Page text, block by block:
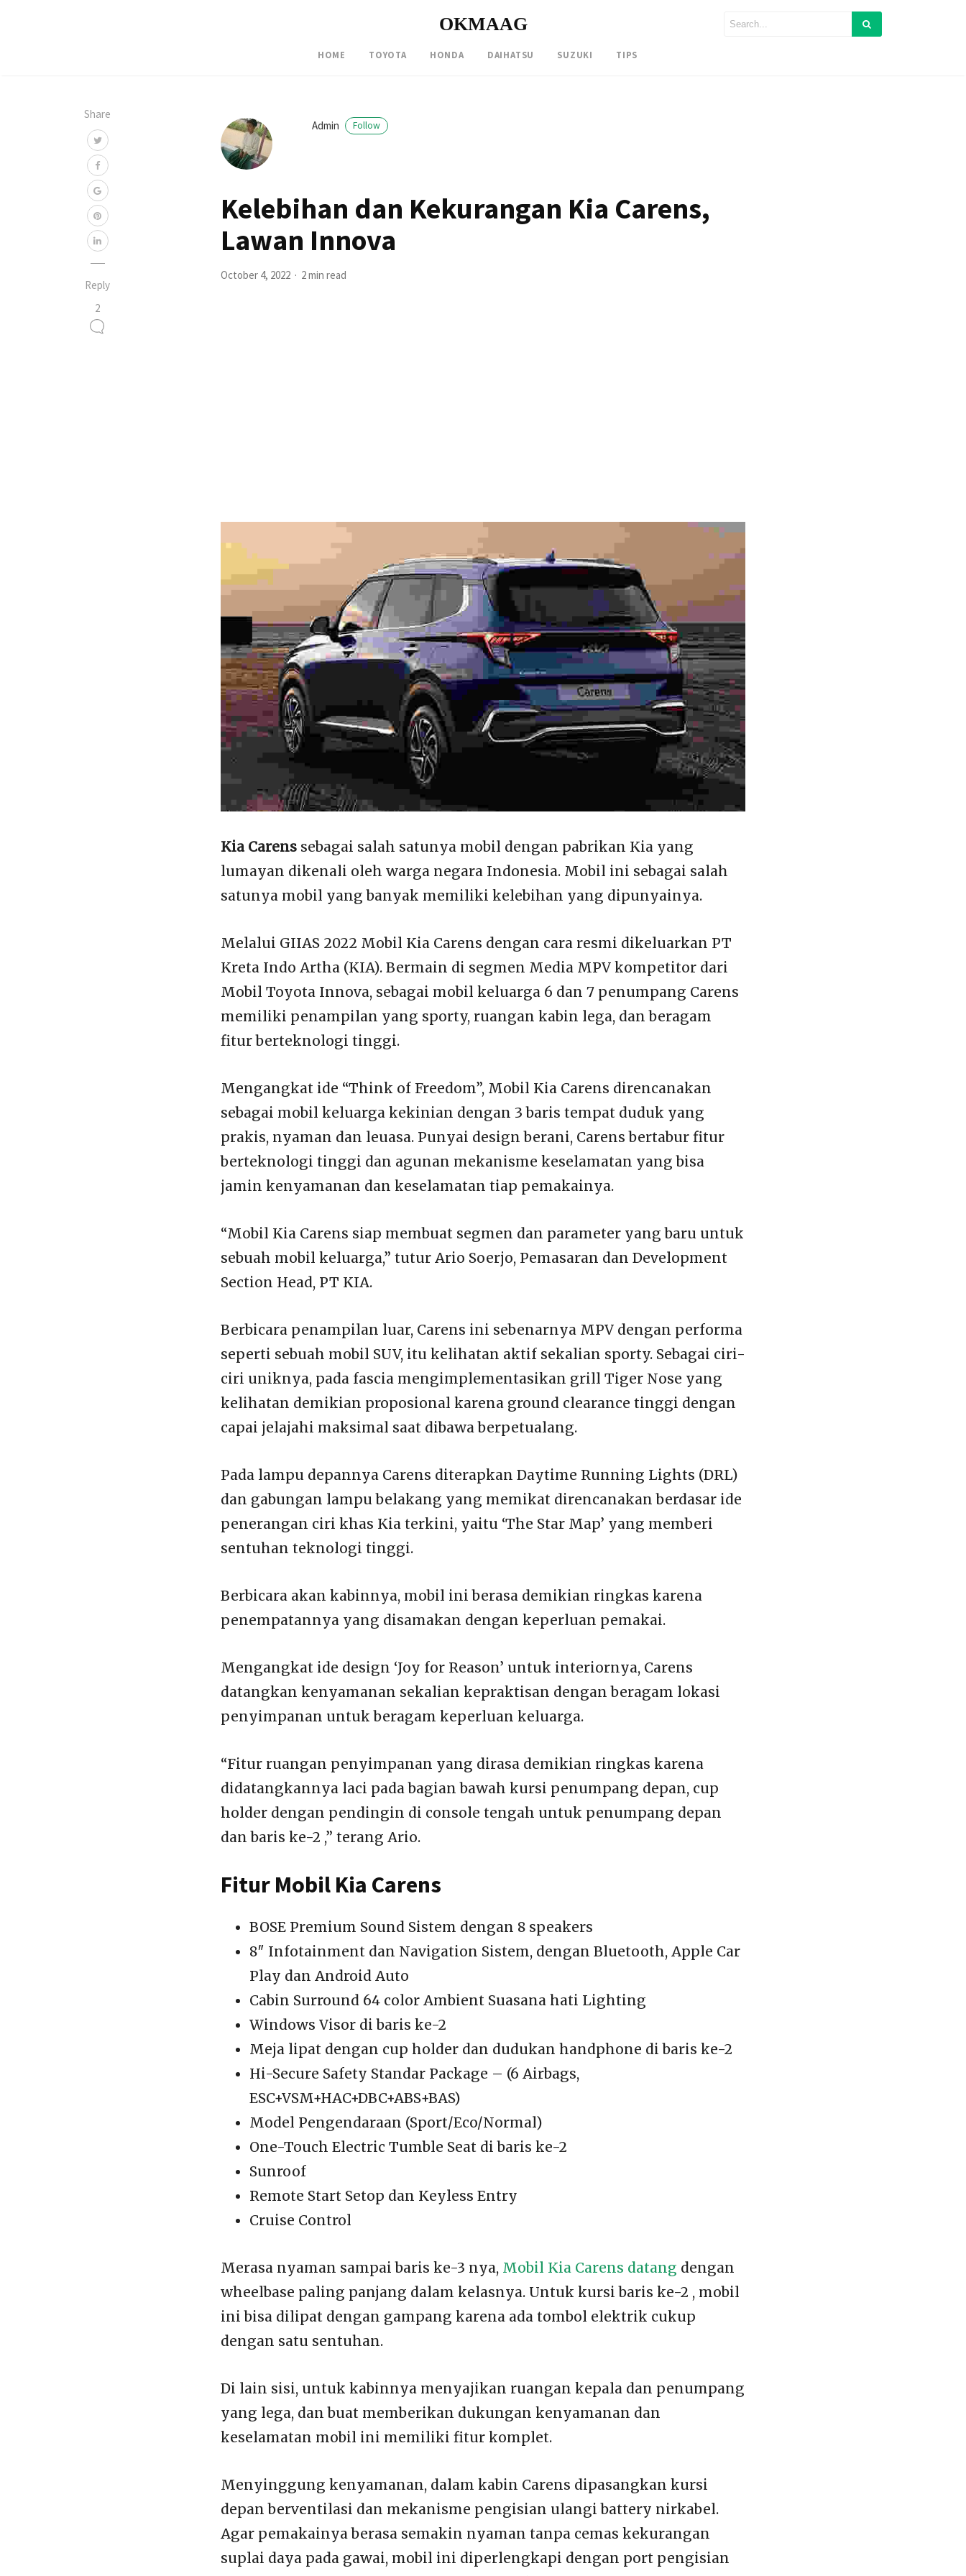
OKMAAG
HOME TOYOTA HONDA DAIHATSU SUZUKI TIPS
Share
Reply
2
Admin Follow
Kelebihan dan Kekurangan Kia Carens,
Lawan Innova
October 4, 2022 2 min read
Kia Carens sebagai salah satunya mobil dengan pabrikan Kia yang
lumayan dikenali oleh warga negara Indonesia. Mobil ini sebagai salah
satunya mobil yang banyak memiliki kelebihan yang dipunyainya.
Melalui GIIAS 2022 Mobil Kia Carens dengan cara resmi dikeluarkan PT
Kreta Indo Artha (KIA). Bermain di segmen Media MPV kompetitor dari
Mobil Toyota Innova, sebagai mobil keluarga 6 dan 7 penumpang Carens
memiliki penampilan yang sporty, ruangan kabin lega, dan beragam
fitur berteknologi tinggi.
Mengangkat ide “Think of Freedom”, Mobil Kia Carens direncanakan
sebagai mobil keluarga kekinian dengan 3 baris tempat duduk yang
prakis, nyaman dan leuasa. Punyai design berani, Carens bertabur fitur
berteknologi tinggi dan agunan mekanisme keselamatan yang bisa
jamin kenyamanan dan keselamatan tiap pemakainya.
“Mobil Kia Carens siap membuat segmen dan parameter yang baru untuk
sebuah mobil keluarga,” tutur Ario Soerjo, Pemasaran dan Development
Section Head, PT KIA.
Berbicara penampilan luar, Carens ini sebenarnya MPV dengan performa
seperti sebuah mobil SUV, itu kelihatan aktif sekalian sporty. Sebagai ciri-
ciri uniknya, pada fascia mengimplementasikan grill Tiger Nose yang
kelihatan demikian proposional karena ground clearance tinggi dengan
capai jelajahi maksimal saat dibawa berpetualang.
Pada lampu depannya Carens diterapkan Daytime Running Lights (DRL)
dan gabungan lampu belakang yang memikat direncanakan berdasar ide
penerangan ciri khas Kia terkini, yaitu ‘The Star Map’ yang memberi
sentuhan teknologi tinggi.
Berbicara akan kabinnya, mobil ini berasa demikian ringkas karena
penempatannya yang disamakan dengan keperluan pemakai.
Mengangkat ide design ‘Joy for Reason’ untuk interiornya, Carens
datangkan kenyamanan sekalian kepraktisan dengan beragam lokasi
penyimpanan untuk beragam keperluan keluarga.
“Fitur ruangan penyimpanan yang dirasa demikian ringkas karena
didatangkannya laci pada bagian bawah kursi penumpang depan, cup
holder dengan pendingin di console tengah untuk penumpang depan
dan baris ke-2 ,” terang Ario.
Fitur Mobil Kia Carens
BOSE Premium Sound Sistem dengan 8 speakers
8″ Infotainment dan Navigation Sistem, dengan Bluetooth, Apple Car
Play dan Android Auto
Cabin Surround 64 color Ambient Suasana hati Lighting
Windows Visor di baris ke-2
Meja lipat dengan cup holder dan dudukan handphone di baris ke-2
Hi-Secure Safety Standar Package – (6 Airbags,
ESC+VSM+HAC+DBC+ABS+BAS)
Model Pengendaraan (Sport/Eco/Normal)
One-Touch Electric Tumble Seat di baris ke-2
Sunroof
Remote Start Setop dan Keyless Entry
Cruise Control
Merasa nyaman sampai baris ke-3 nya, Mobil Kia Carens datang dengan
wheelbase paling panjang dalam kelasnya. Untuk kursi baris ke-2 , mobil
ini bisa dilipat dengan gampang karena ada tombol elektrik cukup
dengan satu sentuhan.
Di lain sisi, untuk kabinnya menyajikan ruangan kepala dan penumpang
yang lega, dan buat memberikan dukungan kenyamanan dan
keselamatan mobil ini memiliki fitur komplet.
Menyinggung kenyamanan, dalam kabin Carens dipasangkan kursi
depan berventilasi dan mekanisme pengisian ulangi battery nirkabel.
Agar pemakainya berasa semakin nyaman tanpa cemas kekurangan
suplai daya pada gawai, mobil ini diperlengkapi dengan port pengisian